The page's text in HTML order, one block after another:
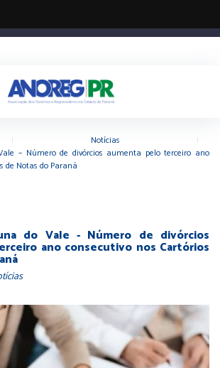
Notícias
– Número de divórcios aumenta pelo terceiro ano
de Notas do Paraná
do Vale - Número de divórcios
ano consecutivo nos Cartórios